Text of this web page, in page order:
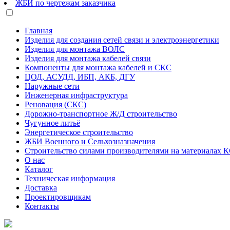
ЖБИ по чертежам заказчика
Главная
Изделия для создания сетей связи и электроэнергетики
Изделия для монтажа ВОЛС
Изделия для монтажа кабелей связи
Компоненты для монтажа кабелей и СКС
ЦОД, АСУДД, ИБП, АКБ, ДГУ
Наружные сети
Инженерная инфраструктура
Реновация (СКС)
Дорожно-транспортное Ж/Д строительство
Чугунное литьё
Энергетическое строительство
ЖБИ Военного и Сельхозназначения
Строительство силами производителями на материалах
О нас
Каталог
Техническая информация
Доставка
Проектировщикам
Контакты